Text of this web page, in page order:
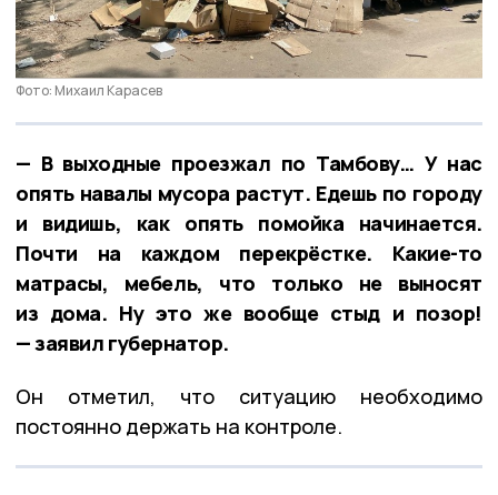
Фото: Михаил Карасев
— В выходные проезжал по Тамбову… У нас
опять навалы мусора растут. Едешь по городу
и видишь, как опять помойка начинается.
Почти на каждом перекрёстке. Какие-то
матрасы, мебель, что только не выносят
из дома. Ну это же вообще стыд и позор!
— заявил губернатор.
Он отметил, что ситуацию необходимо
постоянно держать на контроле.